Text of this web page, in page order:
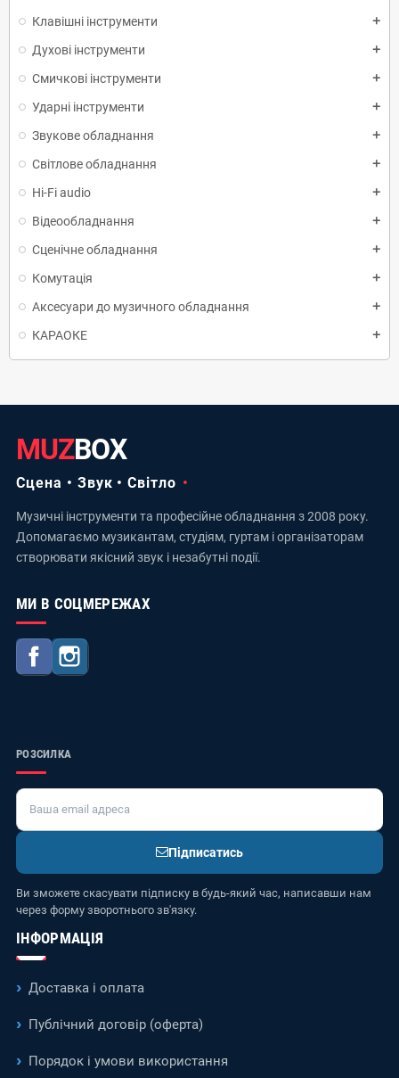
Клавішні інструменти add
Духові інструменти add
Смичкові інструменти add
Ударні інструменти add
Звукове обладнання add
Світлове обладнання add
Hi-Fi audio add
Відеообладнання add
Сценічне обладнання add
Комутація add
Аксесуари до музичного обладнання add
КАРАОКЕ add
MUZBOX
Сцена • Звук • Світло
Музичні інструменти та професійне обладнання з 2008 року.
Допомагаємо музикантам, студіям, гуртам і організаторам
створювати якісний звук і незабутні події.
МИ В СОЦМЕРЕЖАХ
Facebook
РОЗСИЛКА
Підписатись
Ви зможете скасувати підписку в будь-який час, написавши нам
через форму зворотнього зв'язку.
ІНФОРМАЦІЯ
Доставка і оплата
Публічний договір (оферта)
Порядок і умови використання